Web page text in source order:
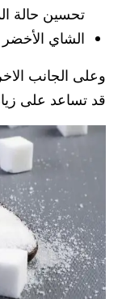
تحسين حالة
الشاي الأخضر
وعلى الجانب
قد تساعد على